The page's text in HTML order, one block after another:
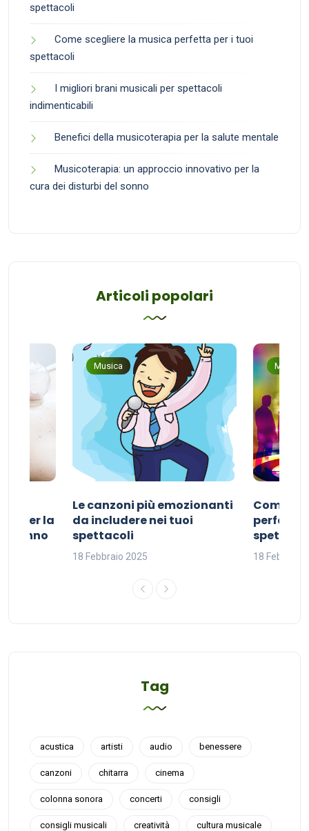
spettacoli
Come scegliere la musica perfetta per i tuoi
spettacoli
I migliori brani musicali per spettacoli
indimenticabili
Benefici della musicoterapia per la salute mentale
Musicoterapia: un approccio innovativo per la
cura dei disturbi del sonno
Articoli popolari
per la
sonno
Musica
Le canzoni più emozionanti
da includere nei tuoi
spettacoli
18 Febbraio 2025
Musica
Come
perfetta
18 Febbraio
Tag
acustica artisti audio benessere
canzoni chitarra cinema
colonna sonora concerti consigli
consigli musicali creatività cultura musicale